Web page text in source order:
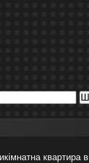
квартира в